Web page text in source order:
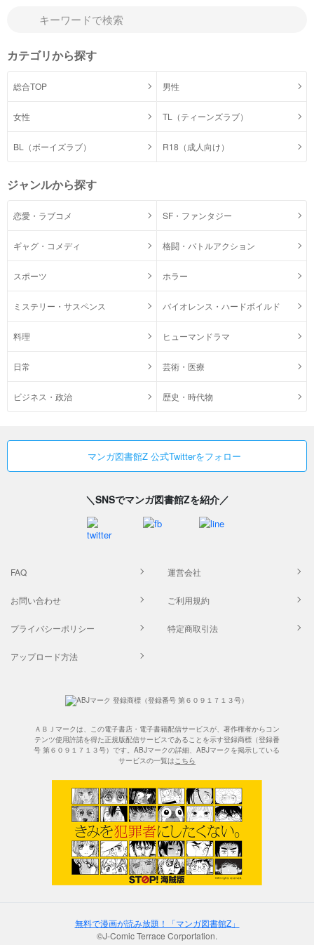
カテゴリから探す
総合TOP 男性
女性 TL（ティーンズラブ）
BL（ボーイズラブ） R18（成人向け）
ジャンルから探す
恋愛・ラブコメ SF・ファンタジー
ギャグ・コメディ 格闘・バトルアクション
スポーツ ホラー
ミステリー・サスペンス バイオレンス・ハードボイルド
料理 ヒューマンドラマ
日常 芸術・医療
ビジネス・政治 歴史・時代物
マンガ図書館Z 公式Twitterをフォロー
＼SNSでマンガ図書館Zを紹介／
FAQ 運営会社
お問い合わせ ご利用規約
プライバシーポリシー 特定商取引法
アップロード方法
ＡＢＪマークは、この電子書店・電子書籍配信サービスが、著作権者からコン
テンツ使用許諾を得た正規版配信サービスであることを示す登録商標（登録番
号 第６０９１７１３号）です。ABJマークの詳細、ABJマークを掲示している
サービスの一覧はこちら
無料で漫画が読み放題！「マンガ図書館Z」
©J-Comic Terrace Corportation.